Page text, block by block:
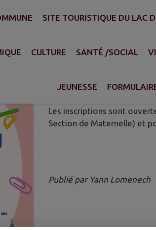
SITE TOURISTIQUE DU LAC
CULTURE SANTÉ /SOCIAL
JEUNESSE
SCOLAIRE
Publié le lundi 02 mars 2026 -
Les inscriptions sont
Section de Maternelle) et
Publié par Yann Lomenech